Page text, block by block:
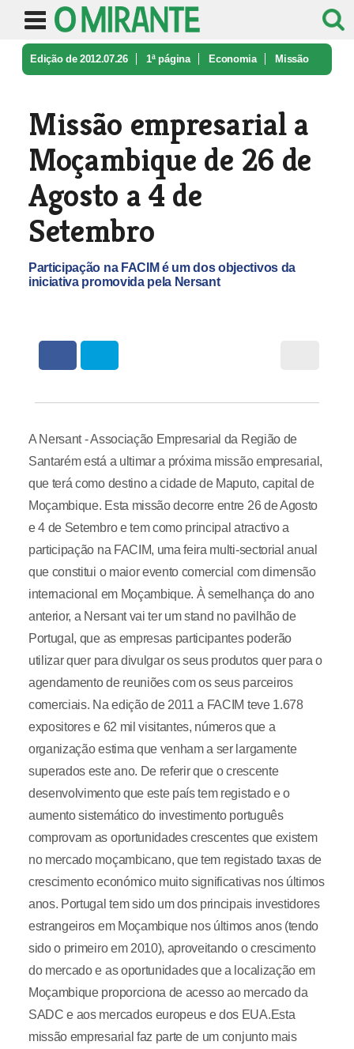
Edição de 2012.07.26 1ª página Economia Missão
Missão empresarial a
Moçambique de 26 de
Agosto a 4 de
Setembro
Participação na FACIM é um dos objectivos da
iniciativa promovida pela Nersant
A Nersant - Associação Empresarial da Região de
Santarém está a ultimar a próxima missão empresarial,
que terá como destino a cidade de Maputo, capital de
Moçambique. Esta missão decorre entre 26 de Agosto
e 4 de Setembro e tem como principal atractivo a
participação na FACIM, uma feira multi-sectorial anual
que constitui o maior evento comercial com dimensão
internacional em Moçambique. À semelhança do ano
anterior, a Nersant vai ter um stand no pavilhão de
Portugal, que as empresas participantes poderão
utilizar quer para divulgar os seus produtos quer para o
agendamento de reuniões com os seus parceiros
comerciais. Na edição de 2011 a FACIM teve 1.678
expositores e 62 mil visitantes, números que a
organização estima que venham a ser largamente
superados este ano. De referir que o crescente
desenvolvimento que este país tem registado e o
aumento sistemático do investimento português
comprovam as oportunidades crescentes que existem
no mercado moçambicano, que tem registado taxas de
crescimento económico muito significativas nos últimos
anos. Portugal tem sido um dos principais investidores
estrangeiros em Moçambique nos últimos anos (tendo
sido o primeiro em 2010), aproveitando o crescimento
do mercado e as oportunidades que a localização em
Moçambique proporciona de acesso ao mercado da
SADC e aos mercados europeus e dos EUA.Esta
missão empresarial faz parte de um conjunto mais